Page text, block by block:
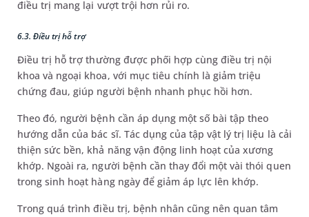
điều trị mang lại vượt trội hơn rủi ro.
6.3. Điều trị hỗ trợ
Điều trị hỗ trợ thường được phối hợp cùng điều trị nội
khoa và ngoại khoa, với mục tiêu chính là giảm triệu
chứng đau, giúp người bệnh nhanh phục hồi hơn.
Theo đó, người bệnh cần áp dụng một số bài tập theo
hướng dẫn của bác sĩ. Tác dụng của tập vật lý trị liệu là cải
thiện sức bền, khả năng vận động linh hoạt của xương
khớp. Ngoài ra, người bệnh cần thay đổi một vài thói quen
trong sinh hoạt hàng ngày để giảm áp lực lên khớp.
Trong quá trình điều trị, bệnh nhân cũng nên quan tâm